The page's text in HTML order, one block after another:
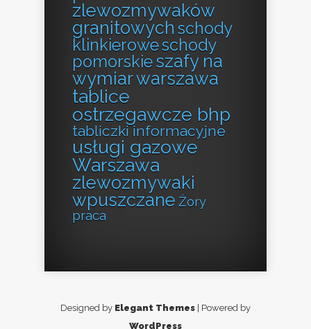
zlewozmywaków
granitowych schody
klinkieroweschody
pomorskieszafy na
wymiar warszawa
tablice
ostrzegawcze bhp
tabliczki informacyjne
usługi gazowe
Warszawa
zlewozmywaki
wpuszczane Żory
praca
Designed by Elegant Themes | Powered by
WordPress